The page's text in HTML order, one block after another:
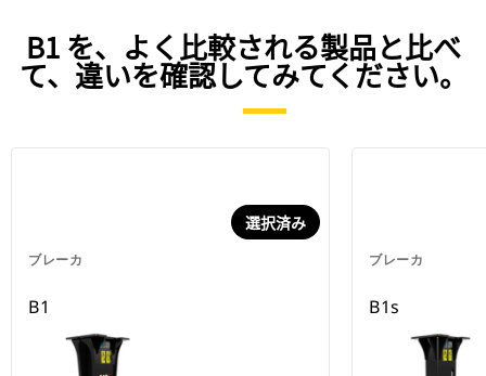
B1 を、よく比較される製品と比べ
て、違いを確認してみてください。
ブレーカ
選択済み
B1
ブレーカ
B1s